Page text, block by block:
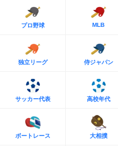
プロ野球 MLB
独立リーグ 侍ジャパン
サッカー代表 高校年代
ボートレース 大相撲